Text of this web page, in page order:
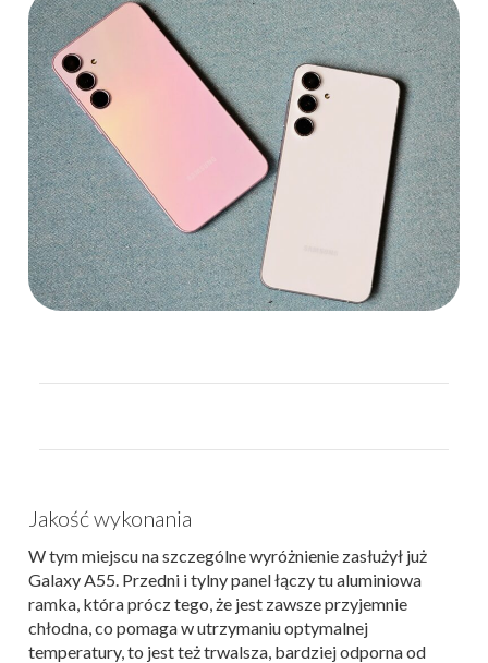
Jakość wykonania
W tym miejscu na szczególne wyróżnienie zasłużył już
Galaxy A55. Przedni i tylny panel łączy tu aluminiowa
ramka, która prócz tego, że jest zawsze przyjemnie
chłodna, co pomaga w utrzymaniu optymalnej
temperatury, to jest też trwalsza, bardziej odporna od